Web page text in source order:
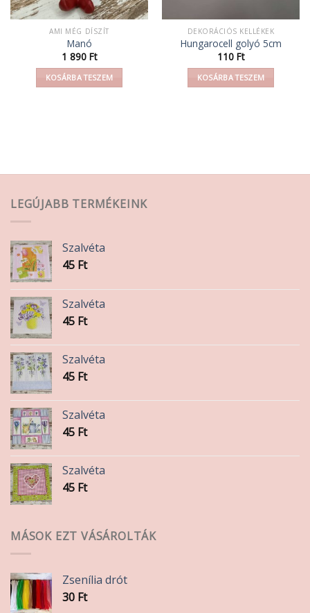
AMI MÉG DÍSZÍT
Manó
1 890 Ft
KOSÁRBA TESZEM
DEKORÁCIÓS KELLÉKEK
Hungarocell golyó 5cm
110 Ft
KOSÁRBA TESZEM
LEGÚJABB TERMÉKEINK
Szalvéta
45 Ft
Szalvéta
45 Ft
Szalvéta
45 Ft
Szalvéta
45 Ft
Szalvéta
45 Ft
MÁSOK EZT VÁSÁROLTÁK
Zsenília drót
30 Ft